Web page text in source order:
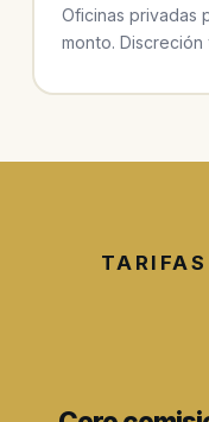
Oficinas privadas
monto.